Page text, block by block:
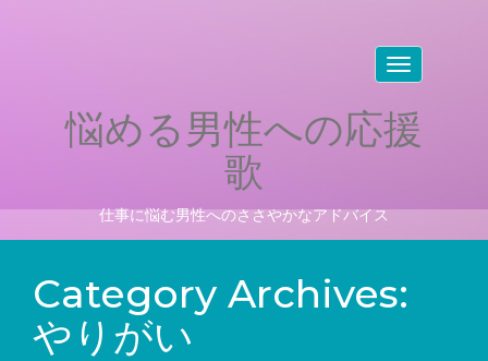
Toggle
navigation
悩める男性への応援
歌
仕事に悩む男性へのささやかなアドバイス
Category Archives:
やりがい